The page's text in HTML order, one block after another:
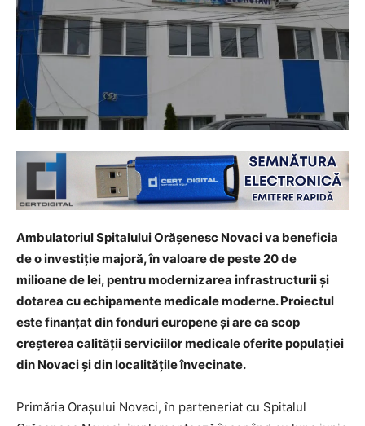
Ambulatoriul Spitalului Orășenesc Novaci va beneficia
de o investiție majoră, în valoare de peste 20 de
milioane de lei, pentru modernizarea infrastructurii și
dotarea cu echipamente medicale moderne. Proiectul
este finanțat din fonduri europene și are ca scop
creșterea calității serviciilor medicale oferite populației
din Novaci și din localitățile învecinate.
Primăria Orașului Novaci, în parteneriat cu Spitalul